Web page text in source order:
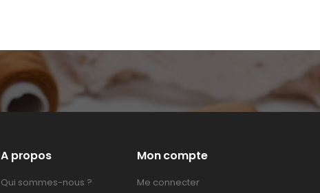
A propos
Qui sommes-nous ?
Mon compte
Me connecter